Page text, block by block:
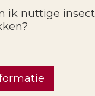
ik nuttige